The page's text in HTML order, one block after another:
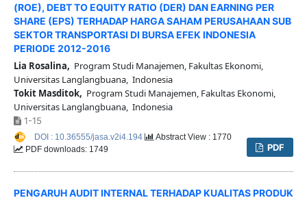
(ROE), DEBT TO EQUITY RATIO (DER) DAN EARNING PER
SHARE (EPS) TERHADAP HARGA SAHAM PERUSAHAAN SUB
SEKTOR TRANSPORTASI DI BURSA EFEK INDONESIA
PERIODE 2012-2016
Lia Rosalina, Program Studi Manajemen, Fakultas Ekonomi,
Universitas Langlangbuana, Indonesia
Tokit Masditok, Program Studi Manajemen, Fakultas Ekonomi,
Universitas Langlangbuana, Indonesia
1-15
PDF
DOI : 10.36555/jasa.v2i4.194
Abstract View : 1770
PDF downloads: 1749
PENGARUH AUDIT INTERNAL TERHADAP KUALITAS PRODUK